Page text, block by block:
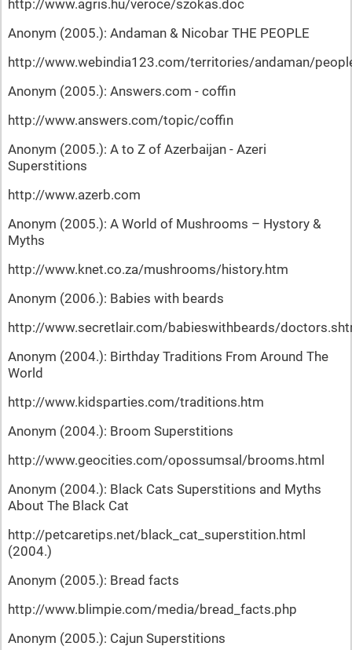
http://www.agris.hu/veroce/szokas.doc
Anonym (2005.): Andaman & Nicobar THE PEOPLE
http://www.webindia123.com/territories/andaman/
Anonym (2005.): Answers.com - coffin
http://www.answers.com/topic/coffin
Anonym (2005.): A to Z of Azerbaijan - Azeri
Superstitions
http://www.azerb.com
Anonym (2005.): A World of Mushrooms – Hystory &
Myths
http://www.knet.co.za/mushrooms/history.htm
Anonym (2006.): Babies with beards
http://www.secretlair.com/babieswithbeards/
Anonym (2004.): Birthday Traditions From Around The
World
http://www.kidsparties.com/traditions.htm
Anonym (2004.): Broom Superstitions
http://www.geocities.com/opossumsal/brooms.html
Anonym (2004.): Black Cats Superstitions and Myths
About The Black Cat
http://petcaretips.net/black_cat_superstition.html
(2004.)
Anonym (2005.): Bread facts
http://www.blimpie.com/media/bread_facts.php
Anonym (2005.): Cajun Superstitions